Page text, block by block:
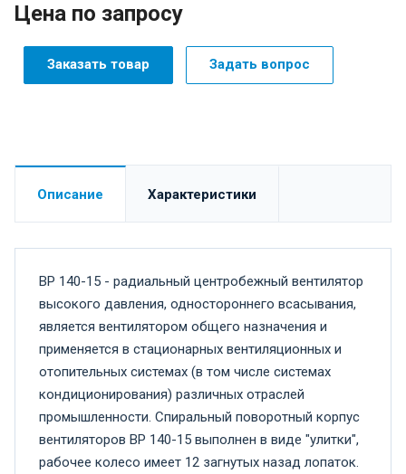
Цена по запросу
Заказать товар Задать вопрос
Описание Характеристики
ВР 140-15 - радиальный центробежный вентилятор
высокого давления, одностороннего всасывания,
является вентилятором общего назначения и
применяется в стационарных вентиляционных и
отопительных системах (в том числе системах
кондиционирования) различных отраслей
промышленности. Спиральный поворотный корпус
вентиляторов ВР 140-15 выполнен в виде "улитки",
рабочее колесо имеет 12 загнутых назад лопаток.